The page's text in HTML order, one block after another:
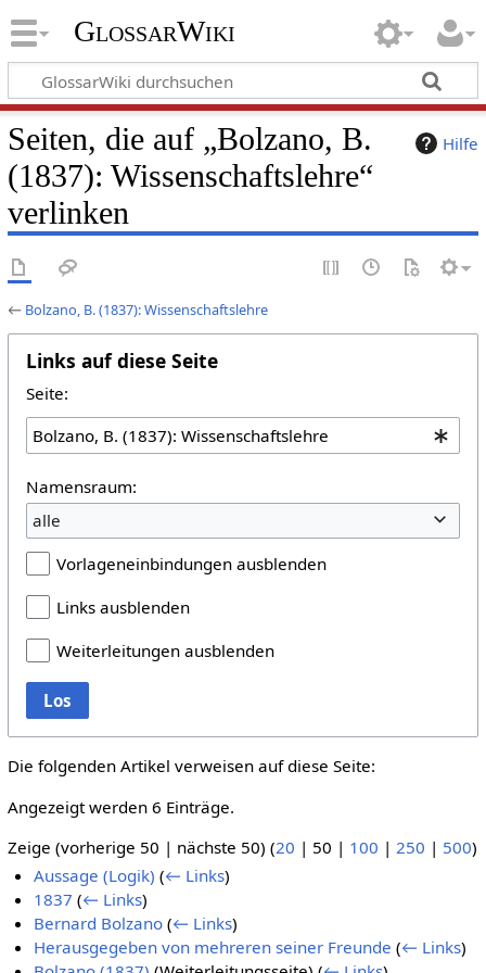
GlossarWiki
Hilfe
Seiten, die auf „Bolzano, B.
(1837): Wissenschaftslehre“
verlinken
← Bolzano, B. (1837): Wissenschaftslehre
Links auf diese Seite
Seite:
Namensraum:
alle
Vorlageneinbindungen ausblenden
Links ausblenden
Weiterleitungen ausblenden
Los
Die folgenden Artikel verweisen auf diese Seite:
Angezeigt werden 6 Einträge.
Zeige (vorherige 50 | nächste 50) (20 | 50 | 100 | 250 | 500)
Aussage (Logik) (← Links)
1837 (← Links)
Bernard Bolzano (← Links)
Herausgegeben von mehreren seiner Freunde (← Links)